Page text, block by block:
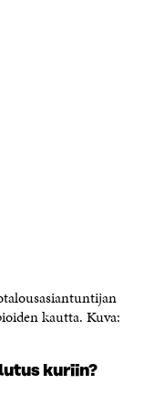
kautta. Kuva:
kuriin?